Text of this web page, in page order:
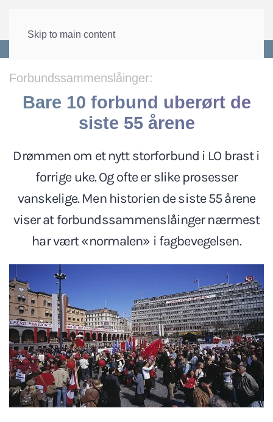
Skip to main content
Forbundssammenslåinger:
Bare 10 forbund uberørt de
siste 55 årene
Drømmen om et nytt storforbund i LO brast i
forrige uke. Og ofte er slike prosesser
vanskelige. Men historien de siste 55 årene
viser at forbundssammenslåinger nærmest
har vært «normalen» i fagbevegelsen.